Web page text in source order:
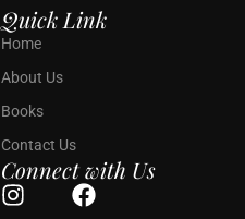
Quick Link
Home
About Us
Books
Contact Us
Connect with Us